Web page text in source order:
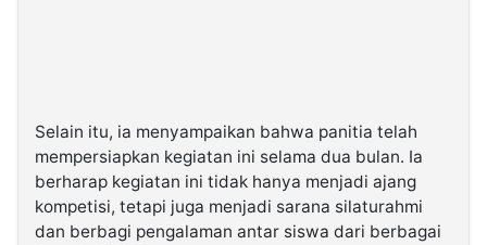
Selain itu, ia menyampaikan bahwa panitia telah
mempersiapkan kegiatan ini selama dua bulan. Ia
berharap kegiatan ini tidak hanya menjadi ajang
kompetisi, tetapi juga menjadi sarana silaturahmi
dan berbagi pengalaman antar siswa dari berbagai